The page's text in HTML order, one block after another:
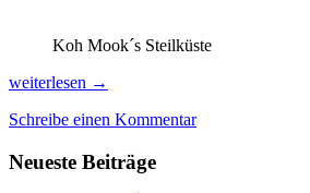
Koh Mook´s Steilküste
Welche
ist
Schönste
weiterlesen →
Schreibe einen Kommentar
Neueste Beiträge